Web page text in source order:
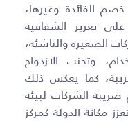
الفائدة وغيرها،
تعزيز الشفافية
الصغيرة والناشئة،
وتجنب الازدواج
كما يعكس ذلك
الشركات لبيئة
مكانة الدولة كمركز